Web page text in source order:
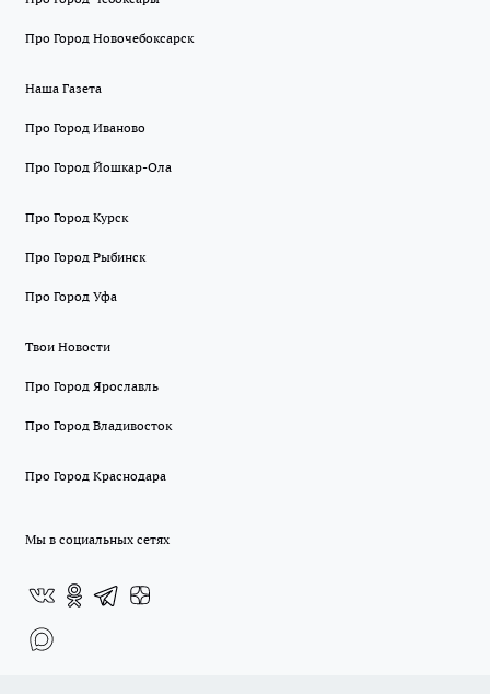
Про Город Новочебоксарск
Наша Газета
Про Город Иваново
Про Город Йошкар-Ола
Про Город Курск
Про Город Рыбинск
Про Город Уфа
Твои Новости
Про Город Ярославль
Про Город Владивосток
Про Город Краснодара
Мы в социальных сетях